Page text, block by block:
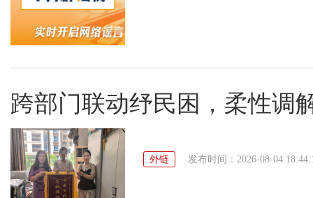
跨部门联动纾民困，柔性调
外链 发布时间：2026-08-04